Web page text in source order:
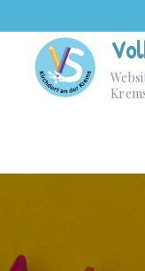
to
content